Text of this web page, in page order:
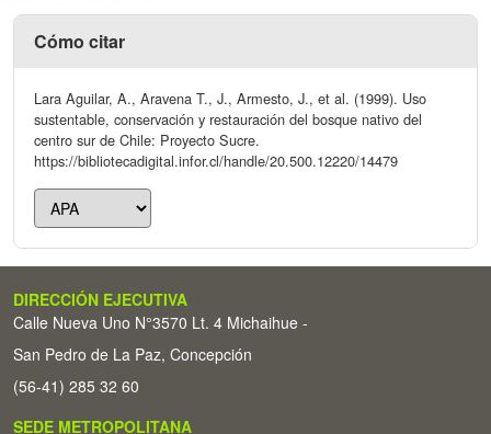
Cómo citar
Lara Aguilar, A., Aravena T., J., Armesto, J., et al. (1999). Uso
sustentable, conservación y restauración del bosque nativo del
centro sur de Chile: Proyecto Sucre.
https://bibliotecadigital.infor.cl/handle/20.500.12220/14479
DIRECCIÓN EJECUTIVA
Calle Nueva Uno N°3570 Lt. 4 Michaihue -
San Pedro de La Paz, Concepción
(56-41) 285 32 60
SEDE METROPOLITANA